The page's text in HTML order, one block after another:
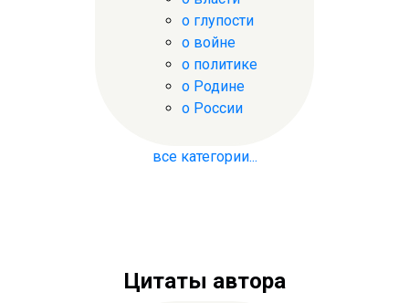
о глупости
о войне
о политике
о Родине
о России
все категории...
Цитаты автора